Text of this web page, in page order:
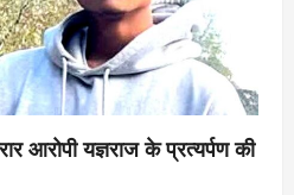
आरोपी यज्ञराज के प्रत्यर्पण की